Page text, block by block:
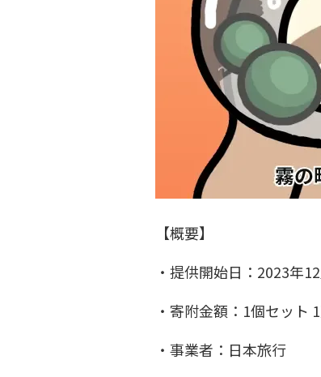
【概要】
・提供開始日：2023年
・寄附金額：1個セット
・事業者：日本旅行